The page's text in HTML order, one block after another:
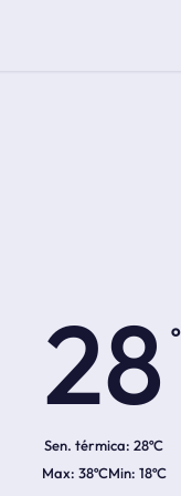
28
Sen. térmica: 28ºC
38ºC 18ºC